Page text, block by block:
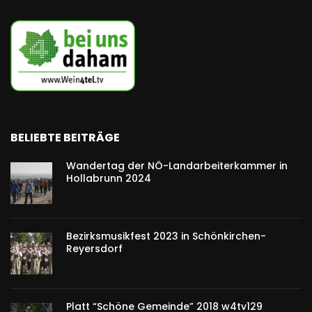
BELIEBTE BEITRÄGE
Wandertag der NÖ-Landarbeiterkammer in
Hollabrunn 2024
Bezirksmusikfest 2023 in Schönkirchen-
Reyersdorf
Platt “Schöne Gemeinde” 2018 w4tv129